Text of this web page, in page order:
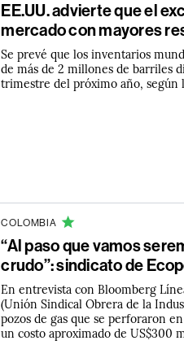
EE.UU. advierte que el
mercado con mayores
Se prevé que los inventarios
de más de 2 millones de barriles
trimestre del próximo año, según
COLOMBIA
“Al paso que vamos
crudo”: sindicato de
En entrevista con Bloomberg
(Unión Sindical Obrera de la
pozos de gas que se perforaron
un costo aproximado de US$300